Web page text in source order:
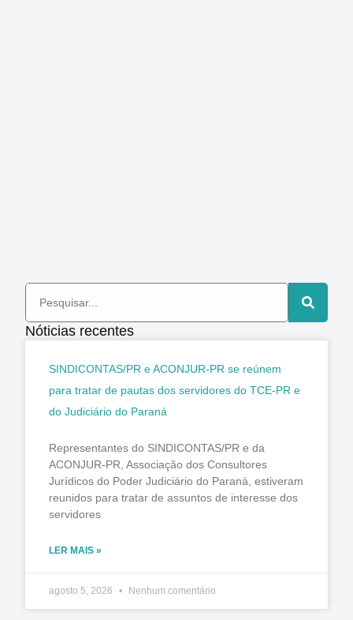
Nóticias recentes
SINDICONTAS/PR e ACONJUR-PR se reúnem
para tratar de pautas dos servidores do TCE-PR e
do Judiciário do Paraná
Representantes do SINDICONTAS/PR e da
ACONJUR-PR, Associação dos Consultores
Jurídicos do Poder Judiciário do Paraná, estiveram
reunidos para tratar de assuntos de interesse dos
servidores
LER MAIS »
agosto 5, 2026 Nenhum comentário